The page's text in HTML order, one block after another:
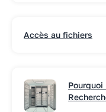
Accès au fichiers
Pourquoi